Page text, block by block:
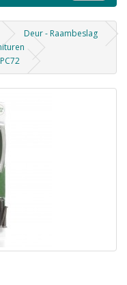
Deur - Raambeslag